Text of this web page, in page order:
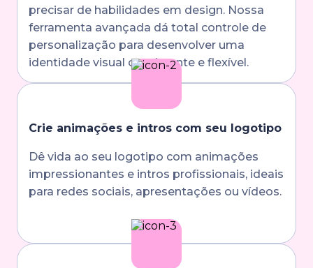
precisar de habilidades em design. Nossa
ferramenta avançada dá total controle de
personalização para desenvolver uma
identidade visual consistente e flexível.
Crie animações e intros com seu logotipo
Dê vida ao seu logotipo com animações
impressionantes e intros profissionais, ideais
para redes sociais, apresentações ou vídeos.